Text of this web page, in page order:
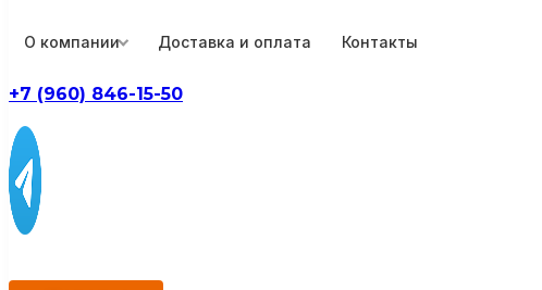
О компании Доставка и оплата Контакты
+7 (960) 846-15-50